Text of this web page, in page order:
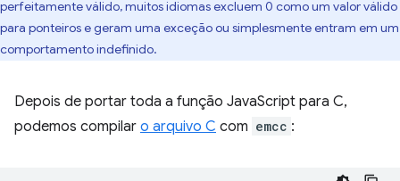
perfeitamente válido, muitos idiomas excluem 0 como um valor válido
para ponteiros e geram uma exceção ou simplesmente entram em um
comportamento indefinido.
Depois de portar toda a função JavaScript para C,
podemos compilar o arquivo C com emcc :